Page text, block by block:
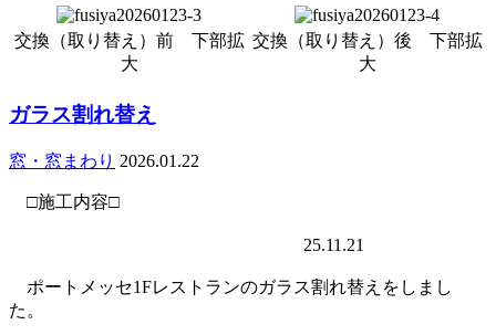
交換（取り替え）前 下部拡
大
交換（取り替え）後 下部拡
大
ガラス割れ替え
窓・窓まわり 2026.01.22
□施工内容□
25.11.21
ポートメッセ1Fレストランのガラス割れ替えをしまし
た。